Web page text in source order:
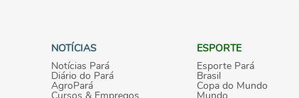
NOTÍCIAS
Notícias Pará
Diário do Pará
AgroPará
Cursos & Empregos
ESPORTE
Esporte Pará
Brasil
Copa do Mundo
Mundo